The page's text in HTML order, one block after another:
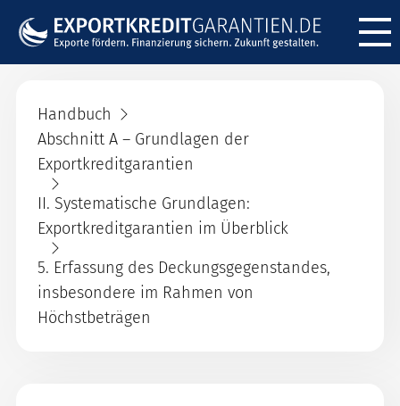
Handbuch
Abschnitt A – Grundlagen der
Exportkreditgarantien
II. Systematische Grundlagen:
Exportkreditgarantien im Überblick
5. Erfassung des Deckungsgegenstandes,
insbesondere im Rahmen von
Höchstbeträgen